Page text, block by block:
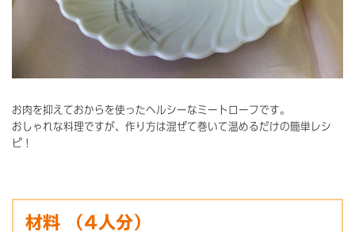
お肉を抑えておからを使ったヘルシーなミートローフです。
おしゃれな料理ですが、作り方は混ぜて巻いて温めるだけの簡単レシ
ピ！
材料 （4人分）